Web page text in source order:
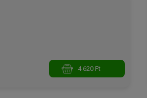
4 620 Ft